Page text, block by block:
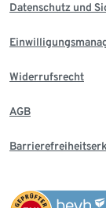
Datenschutz und
Widerrufsrecht
AGB